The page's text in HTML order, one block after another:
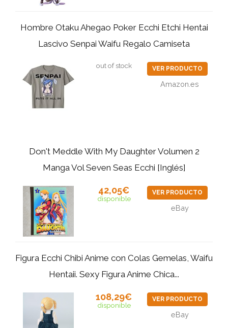
Hombre Otaku Ahegao Poker Ecchi Etchi Hentai
Lascivo Senpai Waifu Regalo Camiseta
out of stock VER PRODUCTO
Amazon.es
Don't Meddle With My Daughter Volumen 2
Manga Vol Seven Seas Ecchi [Inglés]
42,05€
disponible
VER PRODUCTO
eBay
Figura Ecchi Chibi Anime con Colas Gemelas, Waifu
Hentaii. Sexy Figura Anime Chica...
108,29€
disponible
VER PRODUCTO
eBay